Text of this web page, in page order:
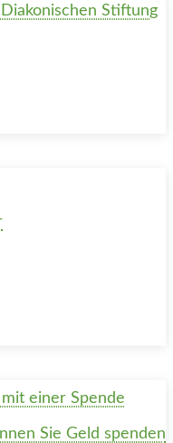
Stiftung
einer Spende
Sie Geld spenden